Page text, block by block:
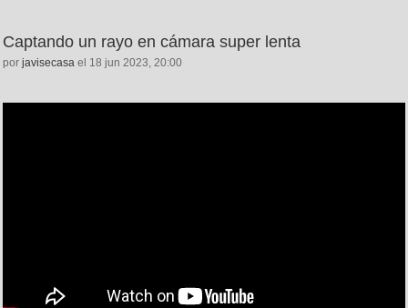
Captando un rayo en cámara super lenta
por javisecasa el 18 jun 2023, 20:00